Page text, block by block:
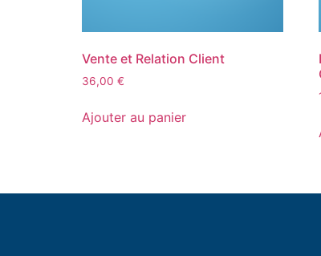
Vente et Relation Client
36,00 €
Ajouter au panier